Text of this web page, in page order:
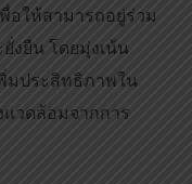
อให้สามารถอยู่ร่วม
งยืน โดยมุ่งเน้น
มประสิทธิภาพใน
วดล้อมจากการ